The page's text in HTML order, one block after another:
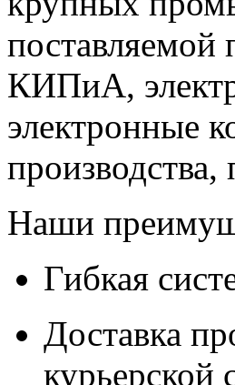
поставляемой
КИПиА,
электронные
Наши
Гибкая
Доставка
курьерской